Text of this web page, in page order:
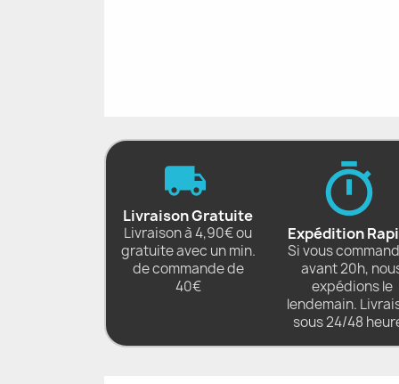
Livraison Gratuite
Livraison à 4,90€ ou
gratuite avec un min.
de commande de
40€
Expédition
Si vous
avant 20h,
expédions le
lendemain.
sous 24/48